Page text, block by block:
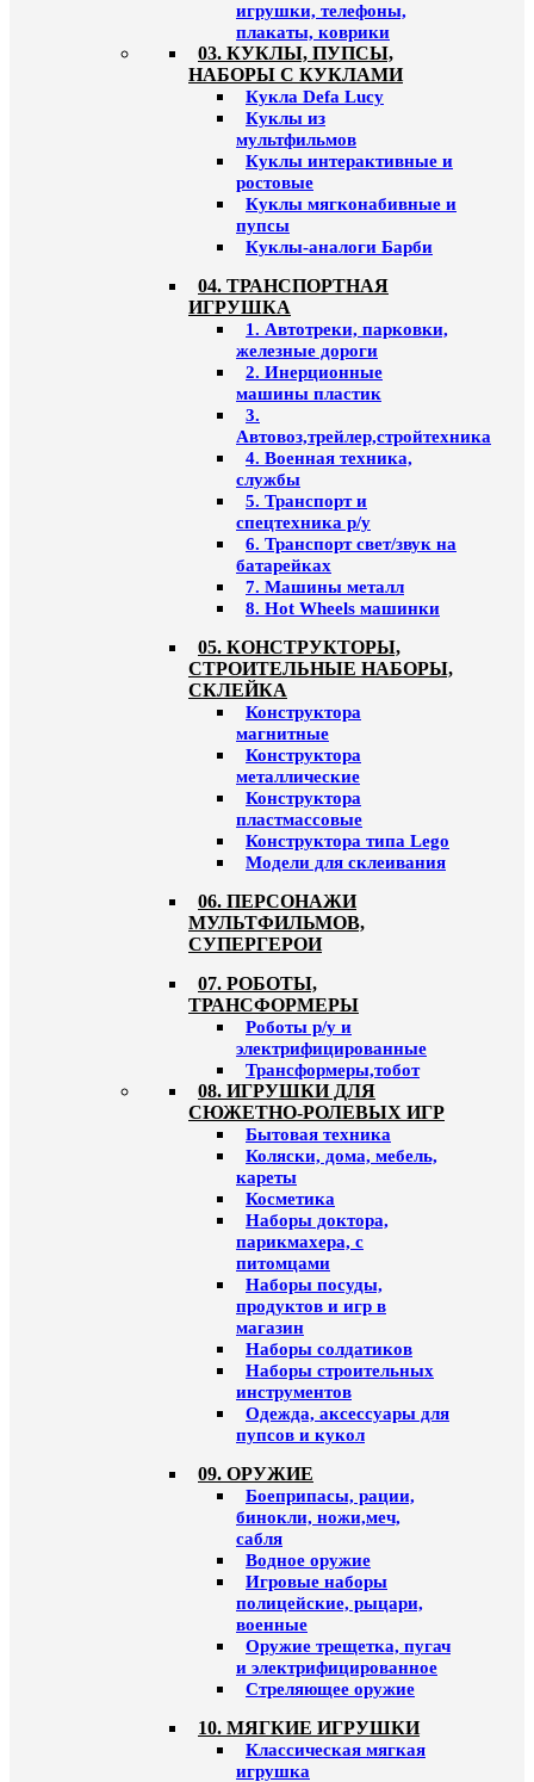
игрушки, телефоны,
плакаты, коврики
03. КУКЛЫ, ПУПСЫ,
НАБОРЫ С КУКЛАМИ
Кукла Defa Lucy
Куклы из
мультфильмов
Куклы интерактивные и
ростовые
Куклы мягконабивные и
пупсы
Куклы-аналоги Барби
04. ТРАНСПОРТНАЯ
ИГРУШКА
1. Автотреки, парковки,
железные дороги
2. Инерционные
машины пластик
3.
Автовоз,трейлер,стройтехника
4. Военная техника,
службы
5. Транспорт и
спецтехника р/у
6. Транспорт свет/звук на
батарейках
7. Машины металл
8. Hot Wheels машинки
05. КОНСТРУКТОРЫ,
СТРОИТЕЛЬНЫЕ НАБОРЫ,
СКЛЕЙКА
Конструктора
магнитные
Конструктора
металлические
Конструктора
пластмассовые
Конструктора типа Lego
Модели для склеивания
06. ПЕРСОНАЖИ
МУЛЬТФИЛЬМОВ,
СУПЕРГЕРОИ
07. РОБОТЫ,
ТРАНСФОРМЕРЫ
Роботы р/у и
электрифицированные
Трансформеры,тобот
08. ИГРУШКИ ДЛЯ
СЮЖЕТНО-РОЛЕВЫХ ИГР
Бытовая техника
Коляски, дома, мебель,
кареты
Косметика
Наборы доктора,
парикмахера, с
питомцами
Наборы посуды,
продуктов и игр в
магазин
Наборы солдатиков
Наборы строительных
инструментов
Одежда, аксессуары для
пупсов и кукол
09. ОРУЖИЕ
Боеприпасы, рации,
бинокли, ножи,меч,
сабля
Водное оружие
Игровые наборы
полицейские, рыцари,
военные
Оружие трещетка, пугач
и электрифицированное
Стреляющее оружие
10. МЯГКИЕ ИГРУШКИ
Классическая мягкая
игрушка